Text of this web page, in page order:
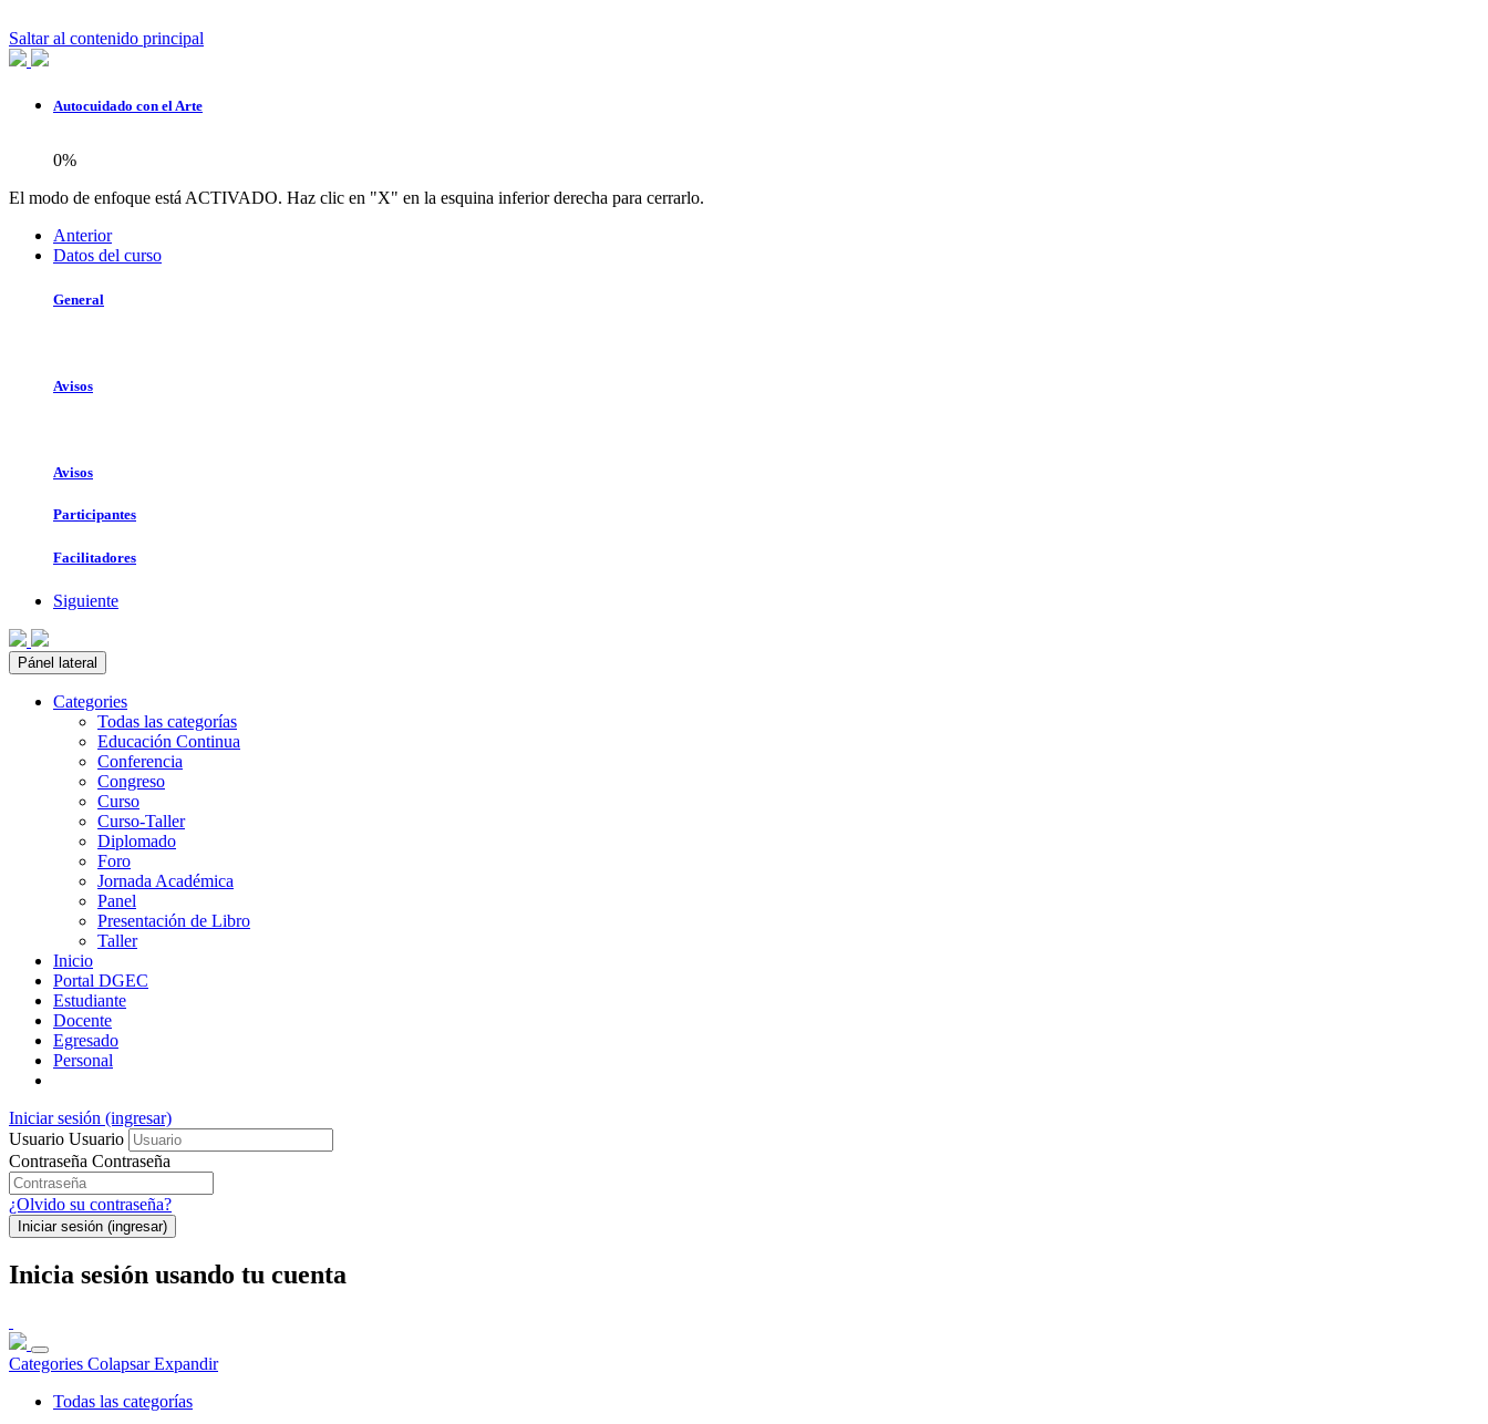
Saltar al contenido principal
Autocuidado con el Arte
0%
El modo de enfoque está ACTIVADO. Haz clic en "X" en la esquina inferior derecha para cerrarlo.
Anterior
Datos del curso
General
Avisos
Avisos
Participantes
Facilitadores
Siguiente
Pánel lateral
Categories
Todas las categorías
Educación Continua
Conferencia
Congreso
Curso
Curso-Taller
Diplomado
Foro
Jornada Académica
Panel
Presentación de Libro
Taller
Inicio
Portal DGEC
Estudiante
Docente
Egresado
Personal
Iniciar sesión (ingresar)
Usuario Usuario
Contraseña Contraseña
¿Olvido su contraseña?
Iniciar sesión (ingresar)
Inicia sesión usando tu cuenta
Categories ColapsarExpandir
Todas las categorías